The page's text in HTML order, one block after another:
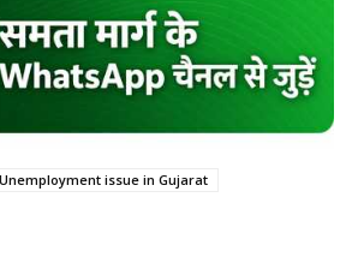
Unemployment issue in Gujarat